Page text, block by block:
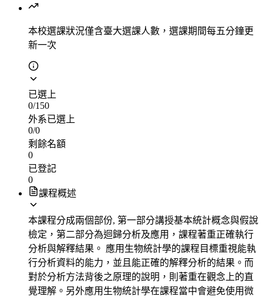
本校選課狀況僅含臺大選課人數，選課期間每五分鐘更
新一次
已選上
0/150
外系已選上
0/0
剩餘名額
0
已登記
0
課程概述
本課程分成兩個部份, 第一部分講授基本統計概念與假說
檢定，第二部分為迴歸分析及應用，課程著重正確執行
分析與解釋結果。 應用生物統計學的課程目標重視能執
行分析資料的能力，並且能正確的解釋分析的結果。而
對於分析方法背後之原理的說明，則著重在觀念上的直
覺理解。另外應用生物統計學在課程當中會避免使用微